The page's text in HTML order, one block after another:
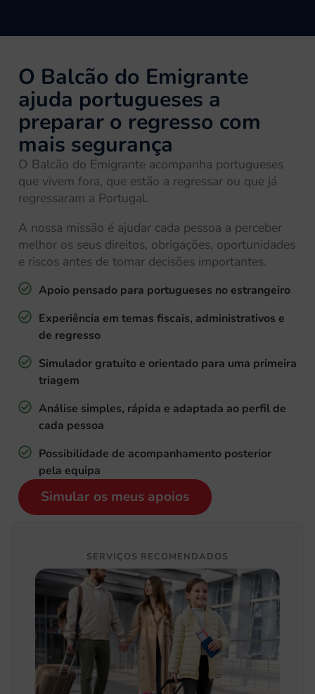
O Balcão do Emigrante
ajuda portugueses a
preparar o regresso com
mais segurança
O Balcão do Emigrante acompanha portugueses
que vivem fora, que estão a regressar ou que já
regressaram a Portugal.
A nossa missão é ajudar cada pessoa a perceber
melhor os seus direitos, obrigações, oportunidades
e riscos antes de tomar decisões importantes.
Apoio pensado para portugueses no estrangeiro
Experiência em temas fiscais, administrativos e
de regresso
Simulador gratuito e orientado para uma primeira
triagem
Análise simples, rápida e adaptada ao perfil de
cada pessoa
Possibilidade de acompanhamento posterior
pela equipa
Simular os meus apoios
SERVIÇOS RECOMENDADOS